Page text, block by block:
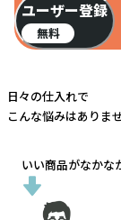
ユーザー登録
無料
日々の仕入れで
こんな悩みはありま
いい商品がなかな